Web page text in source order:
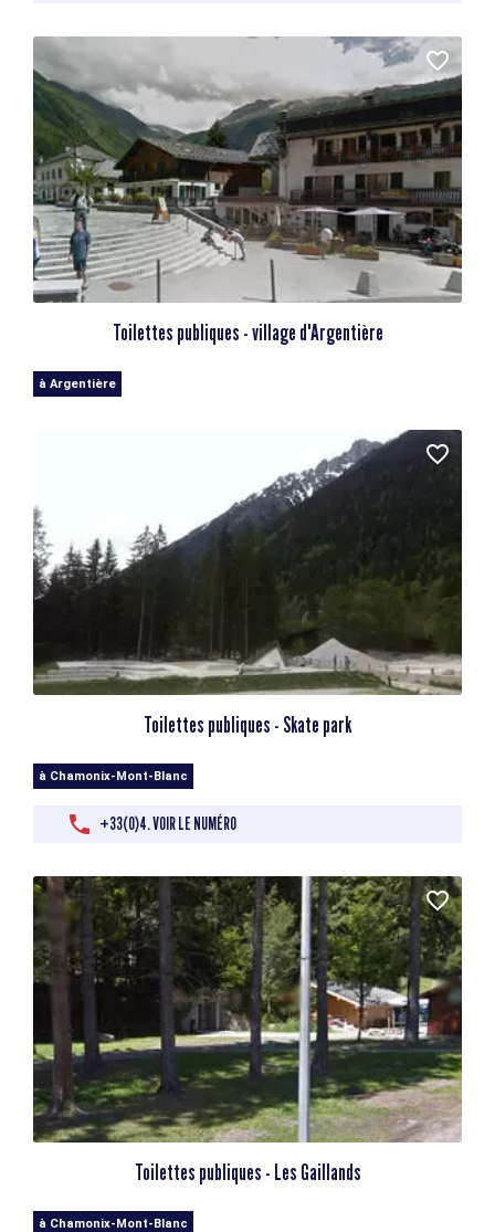
Toilettes publiques - village d'Argentière
à Argentière
Toilettes publiques - Skate park
à Chamonix-Mont-Blanc
+33(0)4. VOIR LE NUMÉRO
Toilettes publiques - Les Gaillands
à Chamonix-Mont-Blanc